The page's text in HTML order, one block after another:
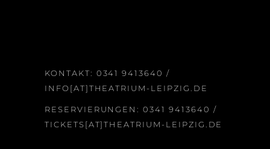
KONTAKT: 0341 9413640 /
INFO[AT]THEATRIUM-LEIPZIG.DE
RESERVIERUNGEN:0341 9413640 /
TICKETS[AT]THEATRIUM-LEIPZIG.DE